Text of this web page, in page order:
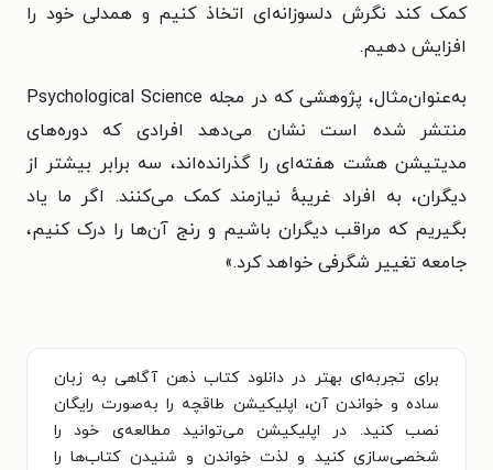
کمک کند نگرش دلسوزانه‌ای اتخاذ کنیم و همدلی خود را
افزایش دهیم.
به‌عنوان‌مثال، پژوهشی که در مجله Psychological Science
منتشر شده است نشان می‌دهد افرادی که دوره‌های
مدیتیشن هشت هفته‌ای را گذرانده‌اند، سه برابر بیشتر از
دیگران، به افراد غریبهٔ نیازمند کمک می‌کنند. اگر ما یاد
بگیریم که مراقب دیگران باشیم و رنج آن‌ها را درک کنیم،
جامعه تغییر شگرفی خواهد کرد.»
برای تجربه‌ای بهتر در دانلود کتاب ذهن آگاهی به زبان
ساده و خواندن آن، اپلیکیشن طاقچه را به‌صورت رایگان
نصب کنید. در اپلیکیشن می‌توانید مطالعه‌ی خود را
شخصی‌سازی کنید و لذت خواندن و شنیدن کتاب‌ها را